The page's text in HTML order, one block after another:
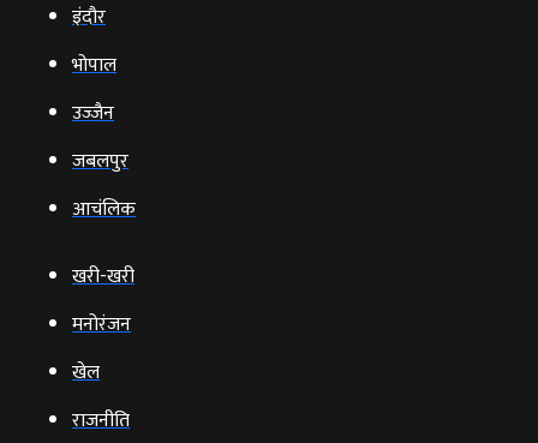
इंदौर
भोपाल
उज्‍जैन
जबलपुर
आचंलिक
खरी-खरी
मनोरंजन
खेल
राजनीति